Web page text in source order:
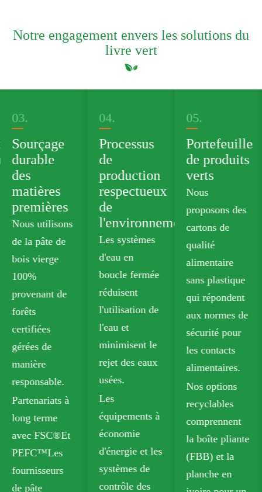
Notre engagement envers les solutions du
livre vert
03.
Sourçage
durable
des
matières
premières
Nous utilisons
de la pâte de
bois vierge
100%
provenant de
forêts
certifiées
gérées de
manière
responsable.
Partenariats à
long terme
avec FSC®Et
PEFC™Les
fournisseurs
de pâte
04.
Processus
de
production
respectueux
de
l'environnement
Les systèmes
d'eau en
boucle fermée
réduisent
l'utilisation de
l'eau et
minimisent le
rejet des eaux
usées.
Les
équipements à
économie
d'énergie et les
systèmes de
contrôle des
05.
Portefeuille
de produits
verts
Nous
proposons des
cartons de
qualité
alimentaire
sans plastique
qui répondent
aux normes de
sécurité pour
les contacts
alimentaires.
Nos options
recyclables
comprennent
la boîte pliante
(FBB) et la
planche en